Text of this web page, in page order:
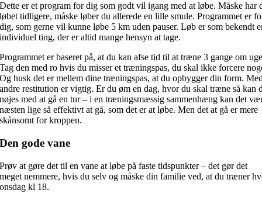
Dette er et program for dig som godt vil igang med at løbe. Måske har
løbet tidligere, måske løber du allerede en lille smule. Programmet er
dig, som gerne vil kunne løbe 5 km uden pauser. Løb er som bekendt
individuel ting, der er altid mange hensyn at tage.
Programmet er baseret på, at du kan afse tid til at træne 3 gange om
Tag den med ro hvis du misser et træningspas, du skal ikke forcere
Og husk det er mellem dine træningspas, at du opbygger din form.
andre restitution er vigtig. Er du øm en dag, hvor du skal træne så kan
nøjes med at gå en tur – i en træningsmæssig sammenhæng kan det
næsten lige så effektivt at gå, som det er at løbe. Men det at gå er mere
skånsomt for kroppen.
Den gode vane
Prøv at gøre det til en vane at løbe på faste tidspunkter – det gør det
meget nemmere, hvis du selv og måske din familie ved, at du træner
onsdag kl 18.